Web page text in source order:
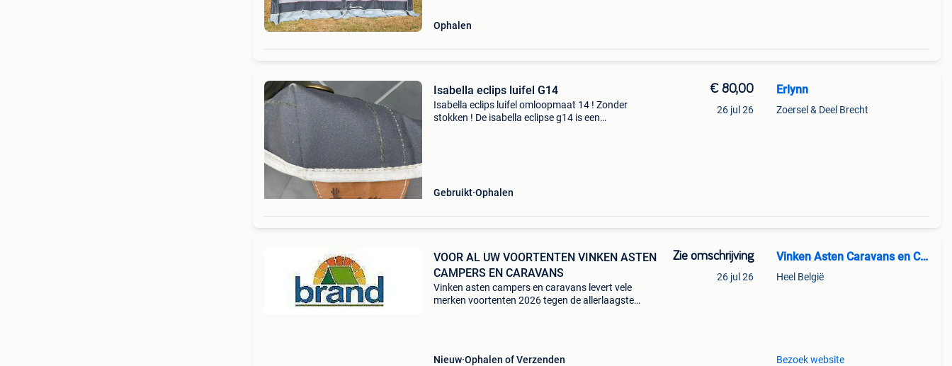
Ophalen
Isabella eclips luifel G14
Isabella eclips luifel omloopmaat 14 ! Zonder
stokken ! De isabella eclipse g14 is een
Gebruikt Ophalen
€ 80,00
26 jul 26
Erlynn
Zoersel & Deel Brecht
VOOR AL UW VOORTENTEN VINKEN ASTEN
CAMPERS EN CARAVANS
Vinken asten campers en caravans levert vele
merken voortenten 2026 tegen de allerlaagste
Nieuw Ophalen of Verzenden
Zie omschrijving
26 jul 26
Vinken Asten Caravans en Campers
Heel België
Bezoek website